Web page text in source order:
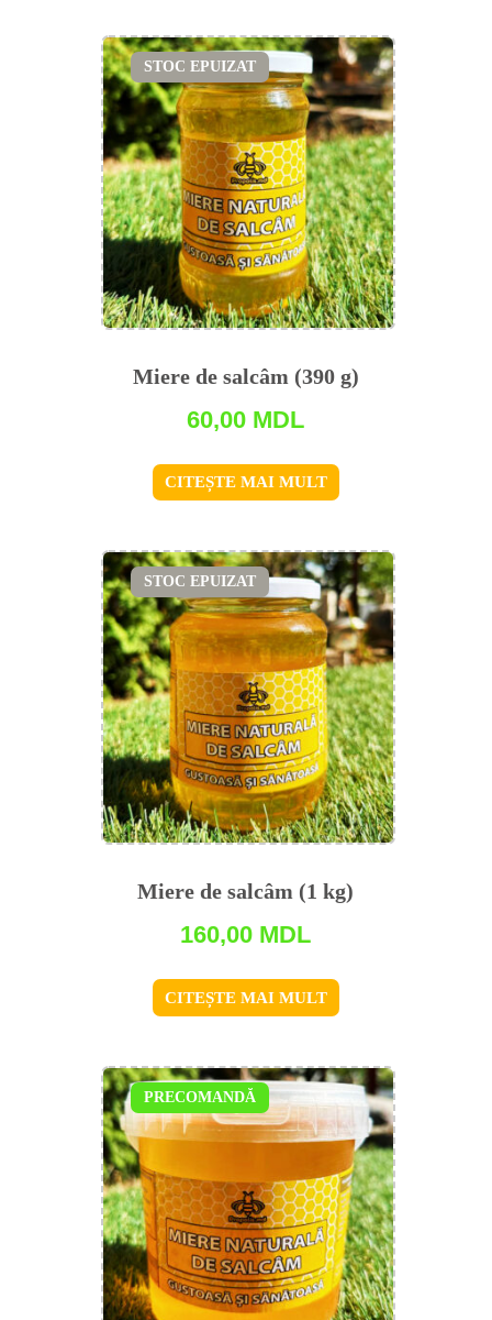
Miere de salсâm (390 g)
60,00 MDL
CITEȘTE MAI MULT
STOC EPUIZAT
Miere de salсâm (1 kg)
160,00 MDL
CITEȘTE MAI MULT
STOC EPUIZAT
PRECOMANDĂ